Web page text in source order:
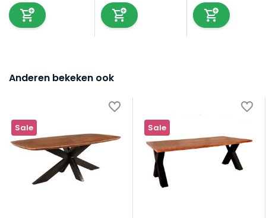
Anderen bekeken ook
Sale Sale